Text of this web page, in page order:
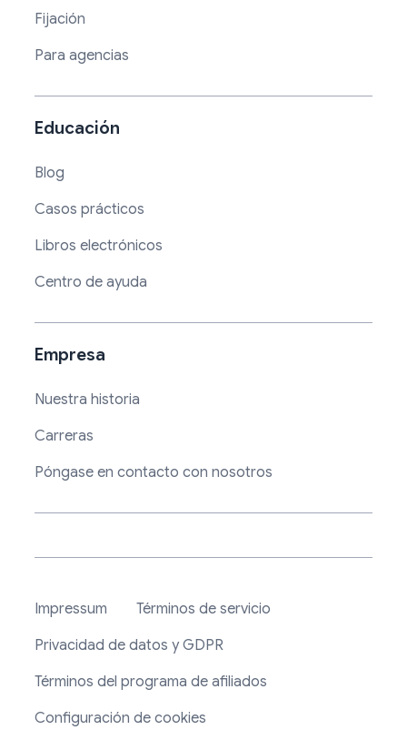
Fijación
Para agencias
Educación
Blog
Casos prácticos
Libros electrónicos
Centro de ayuda
Empresa
Nuestra historia
Carreras
Póngase en contacto con nosotros
Impressum
Términos de servicio
Privacidad de datos y GDPR
Términos del programa de afiliados
Configuración de cookies